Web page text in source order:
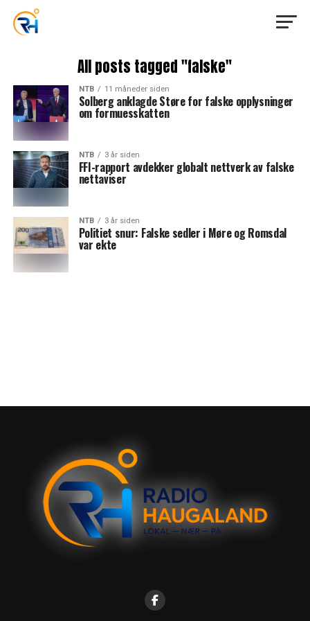
All posts tagged "falske"
NTB 11 måneder siden
Solberg anklagde Støre for falske opplysninger
om formuesskatten
NTB 3 år siden
FFI-rapport avdekker globalt nettverk av falske
nettaviser
NTB 3 år siden
Politiet snur: Falske sedler i Møre og Romsdal
var ekte